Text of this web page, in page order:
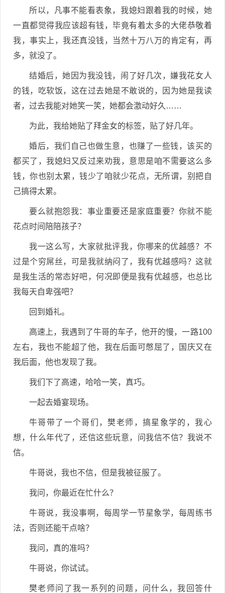
所以，凡事不能看表象，我媳妇跟着我的时候，她
一直都觉得我应该超有钱，毕竟有着太多的大佬恭敬着
我，事实上，我还真没钱，当然十万八万的肯定有，再
多，就没了。
结婚后，她因为我没钱，闹了好几次，嫌我花女人
的钱，吃软饭，这在过去她是不敢说的，因为她是我读
者，过去我能对她笑一笑，她都会激动好久……
为此，我给她贴了拜金女的标签，贴了好几年。
婚后，我们自己也做生意，也赚了一些钱，该买的
都买了，我媳妇又反过来劝我，意思是咱不需要这么多
钱，你也别太累，钱少了咱就少花点，无所谓，别把自
己搞得太累。
要么就抱怨我：事业重要还是家庭重要？你就不能
花点时间陪陪孩子？
我一这么写，大家就批评我，你哪来的优越感？不
过是个穷屌丝，可是我就纳闷了，我有优越感吗？这就
是我生活的常态好吧，何况即便是我有优越感，也总比
我每天自卑强吧？
回到婚礼。
高速上，我遇到了牛哥的车子，他开的慢，一路100
左右，我也不能超了他，我在后面可憋屈了，国庆又在
我后面，他也发现了我。
我们下了高速，哈哈一笑，真巧。
一起去婚宴现场。
牛哥带了一个哥们，樊老师，搞星象学的，我心
想，什么年代了，还信这些玩意，问我信不信？我说不
信。
牛哥说，我也不信，但是我被征服了。
我问，你最近在忙什么？
牛哥说，我没事啊，每周学一节星象学，每周练书
法，否则还能干点啥？
我问，真的准吗？
牛哥说，你试试。
樊老师问了我一系列的问题，问什么，我回答什